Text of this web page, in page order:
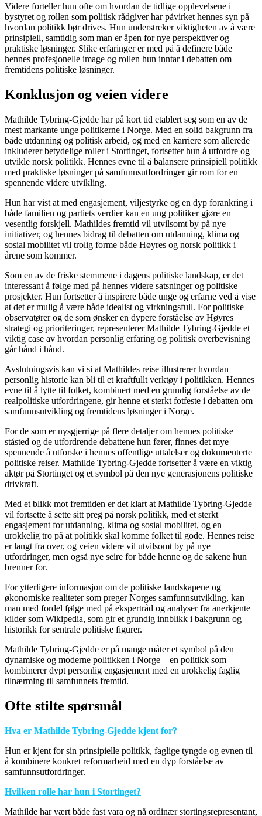
Videre forteller hun ofte om hvordan de tidlige opplevelsene i
bystyret og rollen som politisk rådgiver har påvirket hennes syn på
hvordan politikk bør drives. Hun understreker viktigheten av å være
prinsipiell, samtidig som man er åpen for nye perspektiver og
praktiske løsninger. Slike erfaringer er med på å definere både
hennes profesjonelle image og rollen hun inntar i debatten om
fremtidens politiske løsninger.
Konklusjon og veien videre
Mathilde Tybring-Gjedde har på kort tid etablert seg som en av de
mest markante unge politikerne i Norge. Med en solid bakgrunn fra
både utdanning og politisk arbeid, og med en karriere som allerede
inkluderer betydelige roller i Stortinget, fortsetter hun å utfordre og
utvikle norsk politikk. Hennes evne til å balansere prinsipiell politikk
med praktiske løsninger på samfunnsutfordringer gir rom for en
spennende videre utvikling.
Hun har vist at med engasjement, viljestyrke og en dyp forankring i
både familien og partiets verdier kan en ung politiker gjøre en
vesentlig forskjell. Mathildes fremtid vil utvilsomt by på nye
initiativer, og hennes bidrag til debatten om utdanning, klima og
sosial mobilitet vil trolig forme både Høyres og norsk politikk i
årene som kommer.
Som en av de friske stemmene i dagens politiske landskap, er det
interessant å følge med på hennes videre satsninger og politiske
prosjekter. Hun fortsetter å inspirere både unge og erfarne ved å vise
at det er mulig å være både idealist og virkningsfull. For politiske
observatører og de som ønsker en dypere forståelse av Høyres
strategi og prioriteringer, representerer Mathilde Tybring-Gjedde et
viktig case av hvordan personlig erfaring og politisk overbevisning
går hånd i hånd.
Avslutningsvis kan vi si at Mathildes reise illustrerer hvordan
personlig historie kan bli til et kraftfullt verktøy i politikken. Hennes
evne til å lytte til folket, kombinert med en grundig forståelse av de
realpolitiske utfordringene, gir henne et sterkt fotfeste i debatten om
samfunnsutvikling og fremtidens løsninger i Norge.
For de som er nysgjerrige på flere detaljer om hennes politiske
ståsted og de utfordrende debattene hun fører, finnes det mye
spennende å utforske i hennes offentlige uttalelser og dokumenterte
politiske reiser. Mathilde Tybring-Gjedde fortsetter å være en viktig
aktør på Stortinget og et symbol på den nye generasjonens politiske
drivkraft.
Med et blikk mot fremtiden er det klart at Mathilde Tybring-Gjedde
vil fortsette å sette sitt preg på norsk politikk, med et sterkt
engasjement for utdanning, klima og sosial mobilitet, og en
urokkelig tro på at politikk skal komme folket til gode. Hennes reise
er langt fra over, og veien videre vil utvilsomt by på nye
utfordringer, men også nye seire for både henne og de sakene hun
brenner for.
For ytterligere informasjon om de politiske landskapene og
økonomiske realiteter som preger Norges samfunnsutvikling, kan
man med fordel følge med på ekspertråd og analyser fra anerkjente
kilder som Wikipedia, som gir et grundig innblikk i bakgrunn og
historikk for sentrale politiske figurer.
Mathilde Tybring-Gjedde er på mange måter et symbol på den
dynamiske og moderne politikken i Norge – en politikk som
kombinerer dypt personlig engasjement med en urokkelig faglig
tilnærming til samfunnets fremtid.
Ofte stilte spørsmål
Hva er Mathilde Tybring-Gjedde kjent for?
Hun er kjent for sin prinsipielle politikk, faglige tyngde og evnen til
å kombinere konkret reformarbeid med en dyp forståelse av
samfunnsutfordringer.
Hvilken rolle har hun i Stortinget?
Mathilde har vært både fast vara og nå ordinær stortingsrepresentant,